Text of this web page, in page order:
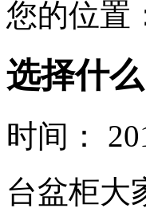
您的位置
选择什
时间：
台盆柜大